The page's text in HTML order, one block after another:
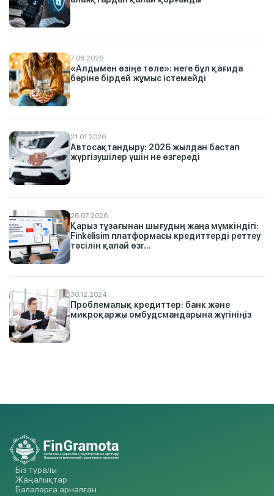
7.08.2026
«Алдымен өзіңе төле»: неге бұл қағида
бәріне бірдей жұмыс істемейді
21.01.2026
Автосақтандыру: 2026 жылдан бастап
жүргізушілер үшін не өзгереді
26.07.2026
Қарыз тұзағынан шығудың жаңа мүмкіндігі:
Finkelisim платформасы кредиттерді реттеу
тәсілін қалай өзг...
30.12.2024
Проблемалық кредиттер: банк және
микроқаржы омбудсмандарына жүгініңіз
Біз туралы
Жаңалықтар
Балаларға арналған